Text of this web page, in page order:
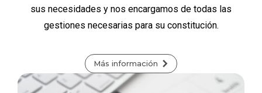
sus necesidades y nos encargamos de todas las
gestiones necesarias para su constitución.
Más información